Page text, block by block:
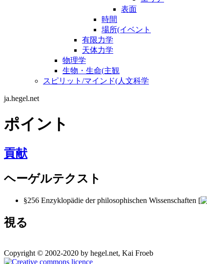
表面
時間
場所(イベント
有限力学
天体力学
物理学
生物・生命(主観
スピリット/マインド(人文科学
ja.hegel.net
ポイント
貢献
ヘーゲルテクスト
§256 Enzyklopädie der philosophischen Wissenschaften [
視る
Copyright © 2002-2020 by hegel.net, Kai Froeb